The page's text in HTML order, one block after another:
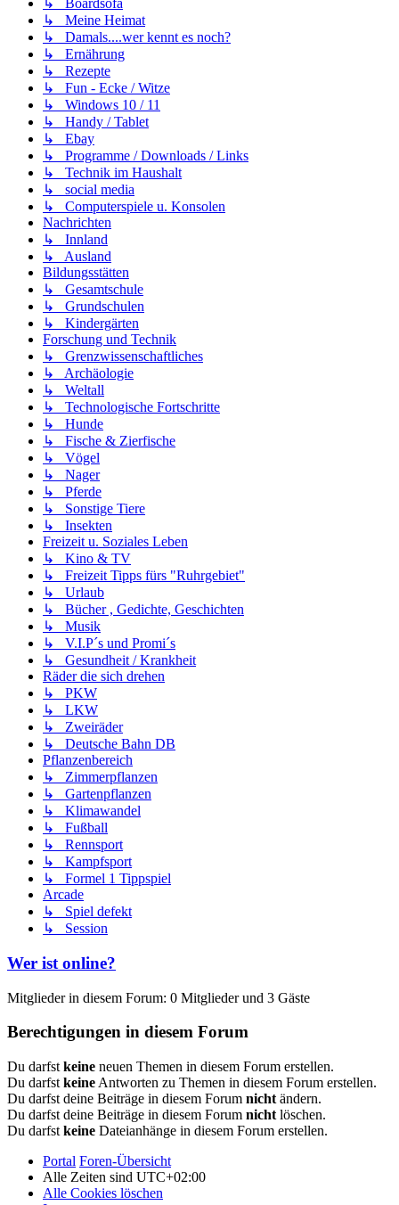
↳ Boardsofa
↳ Meine Heimat
↳ Damals....wer kennt es noch?
↳ Ernährung
↳ Rezepte
↳ Fun - Ecke / Witze
↳ Windows 10 / 11
↳ Handy / Tablet
↳ Ebay
↳ Programme / Downloads / Links
↳ Technik im Haushalt
↳ social media
↳ Computerspiele u. Konsolen
Nachrichten
↳ Innland
↳ Ausland
Bildungsstätten
↳ Gesamtschule
↳ Grundschulen
↳ Kindergärten
Forschung und Technik
↳ Grenzwissenschaftliches
↳ Archäologie
↳ Weltall
↳ Technologische Fortschritte
↳ Hunde
↳ Fische & Zierfische
↳ Vögel
↳ Nager
↳ Pferde
↳ Sonstige Tiere
↳ Insekten
Freizeit u. Soziales Leben
↳ Kino & TV
↳ Freizeit Tipps fürs "Ruhrgebiet"
↳ Urlaub
↳ Bücher , Gedichte, Geschichten
↳ Musik
↳ V.I.P´s und Promi´s
↳ Gesundheit / Krankheit
Räder die sich drehen
↳ PKW
↳ LKW
↳ Zweiräder
↳ Deutsche Bahn DB
Pflanzenbereich
↳ Zimmerpflanzen
↳ Gartenpflanzen
↳ Klimawandel
↳ Fußball
↳ Rennsport
↳ Kampfsport
↳ Formel 1 Tippspiel
Arcade
↳ Spiel defekt
↳ Session
Wer ist online?
Mitglieder in diesem Forum: 0 Mitglieder und 3 Gäste
Berechtigungen in diesem Forum
Du darfst keine neuen Themen in diesem Forum erstellen.
Du darfst keine Antworten zu Themen in diesem Forum erstellen.
Du darfst deine Beiträge in diesem Forum nicht ändern.
Du darfst deine Beiträge in diesem Forum nicht löschen.
Du darfst keine Dateianhänge in diesem Forum erstellen.
Portal Foren-Übersicht
Alle Zeiten sind UTC+02:00
Alle Cookies löschen